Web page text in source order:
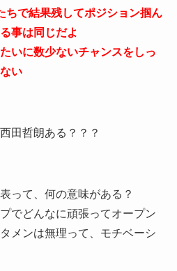
ちで結果残してポジション掴ん
事は同じだよ
いに数少ないチャンスをしっ
い
田哲朗ある？？？
って、何の意味がある？
でどんなに頑張ってオープン
メンは無理って、モチベーシ